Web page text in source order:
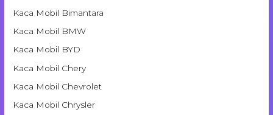
Kaca Mobil Bimantara
Kaca Mobil BMW
Kaca Mobil BYD
Kaca Mobil Chery
Kaca Mobil Chevrolet
Kaca Mobil Chrysler